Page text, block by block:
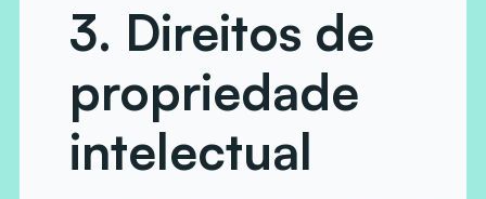
3. Direitos de
propriedade
intelectual